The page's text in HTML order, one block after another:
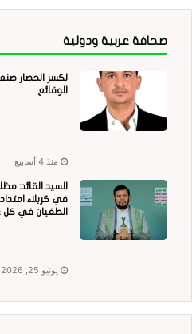
صحافة عربية ودولية
لكسر الحصار
الوقائع
منذ 4 أسابيع
السيد القائد:
في كربلاء
الطغيان في كل
يونيو 25, 2026